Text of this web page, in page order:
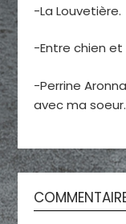
-La Louvetière.
-Entre chien et
-Perrine
avec ma